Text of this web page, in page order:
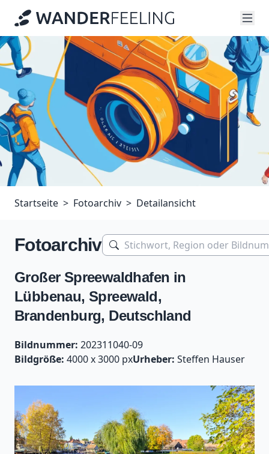
Startseite Fotoarchiv Detailansicht
Fotoarchiv
Großer Spreewaldhafen in
Lübbenau, Spreewald,
Brandenburg, Deutschland
Bildnummer: 202311040-09
Bildgröße: 4000 x 3000 pxUrheber: Steffen Hauser